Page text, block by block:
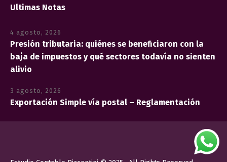
Ultimas Notas
4 agosto, 2026
Presión tributaria: quiénes se beneficiaron con la
baja de impuestos y qué sectores todavía no sienten
alivio
3 agosto, 2026
Exportación Simple vía postal – Reglamentación